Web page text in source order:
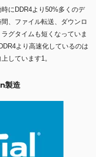
にDDR4より50%多くのデ
、ファイル転送、ダウンロ
グタイムも短くなっていま
より高速化しているのは
しています1。
製造